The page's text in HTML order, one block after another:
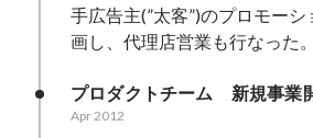
手広告主(”太客”)のプロモー
画し、代理店営業も行なった。
プロダクトチーム　新規事業
Apr 2012